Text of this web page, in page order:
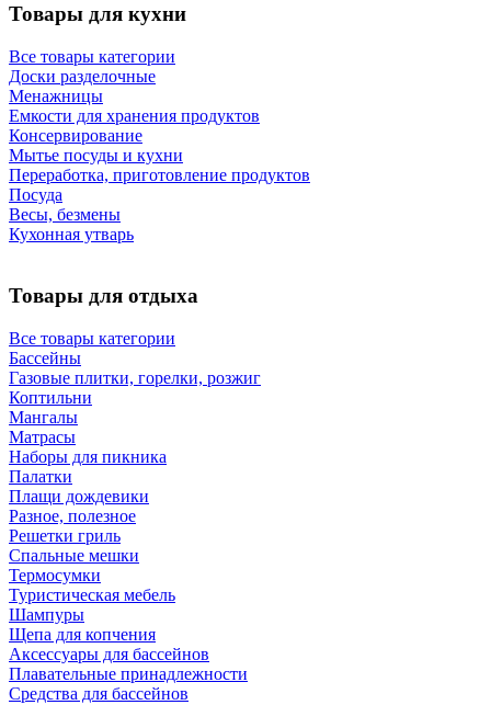
Товары для кухни
Все товары категории
Доски разделочные
Менажницы
Емкости для хранения продуктов
Консервирование
Мытье посуды и кухни
Переработка, приготовление продуктов
Посуда
Весы, безмены
Кухонная утварь
Товары для отдыха
Все товары категории
Бассейны
Газовые плитки, горелки, розжиг
Коптильни
Мангалы
Матрасы
Наборы для пикника
Палатки
Плащи дождевики
Разное, полезное
Решетки гриль
Спальные мешки
Термосумки
Туристическая мебель
Шампуры
Щепа для копчения
Аксессуары для бассейнов
Плавательные принадлежности
Средства для бассейнов